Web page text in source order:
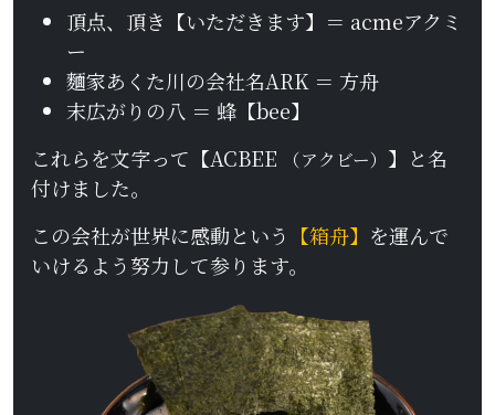
頂点、頂き【いただきます】＝ acmeアクミ
ー
麵家あくた川の会社名ARK ＝ 方舟
末広がりの八 ＝ 蜂【bee】
これらを文字って【ACBEE
（アクビー） 】と名
付けました。
この会社が世界に感動という 【箱舟】 を運んで
いけるよう努力して参ります。